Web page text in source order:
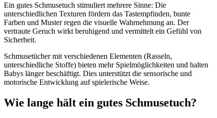
Ein gutes Schmusetuch stimuliert mehrere Sinne: Die
unterschiedlichen Texturen fördern das Tastempfinden, bunte
Farben und Muster regen die visuelle Wahrnehmung an. Der
vertraute Geruch wirkt beruhigend und vermittelt ein Gefühl von
Sicherheit.
Schmusetücher mit verschiedenen Elementen (Rasseln,
unterschiedliche Stoffe) bieten mehr Spielmöglichkeiten und halten
Babys länger beschäftigt. Dies unterstützt die sensorische und
motorische Entwicklung auf spielerische Weise.
Wie lange hält ein gutes Schmusetuch?